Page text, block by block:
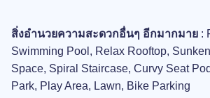
สิ่งอำนวยความสะดวกอื่นๆ อีกมากมาย :
Swimming Pool, Relax Rooftop,
Space, Spiral Staircase, Curvy Seat
Park, Play Area, Lawn, Bike Parking